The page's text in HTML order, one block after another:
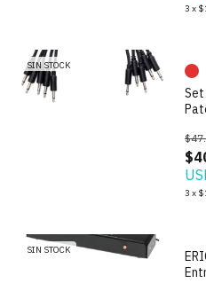
3 x
SIN STOCK
Set
3 x
SIN STOCK